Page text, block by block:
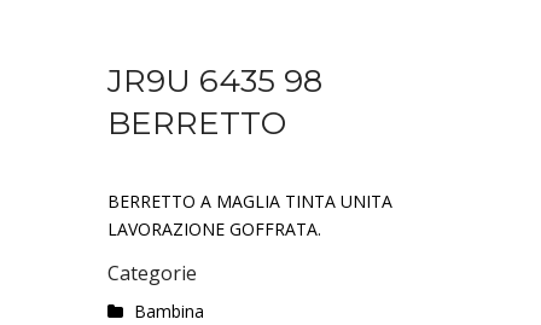
JR9U 6435 98
BERRETTO
BERRETTO A MAGLIA TINTA UNITA
LAVORAZIONE GOFFRATA.
Categorie
Bambina